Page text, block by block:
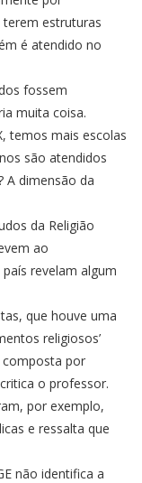
estruturas
é atendido no
fossem
muita coisa.
temos mais escolas
são atendidos
A dimensão da
da Religião
ao
revelam algum
que houve uma
religiosos’
composta por
o professor.
por exemplo,
e ressalta que
não identifica a